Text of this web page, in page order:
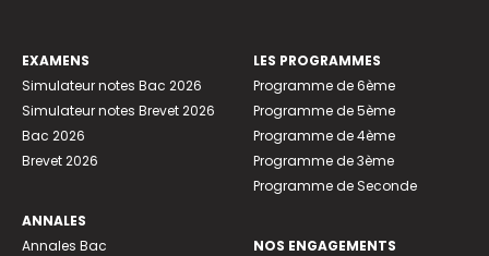
EXAMENS
Simulateur notes Bac 2026
Simulateur notes Brevet 2026
Bac 2026
Brevet 2026
ANNALES
Annales Bac
LES PROGRAMMES
Programme de 6ème
Programme de 5ème
Programme de 4ème
Programme de 3ème
Programme de Seconde
NOS ENGAGEMENTS